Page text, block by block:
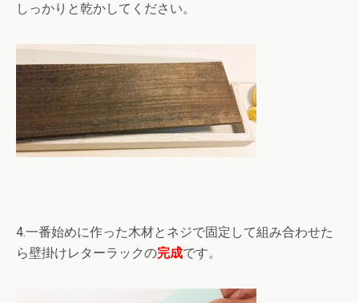
しっかりと乾かしてください。
4.一番始めに作った木材とネジで固定して組み合わせた
ら壁掛けレターラックの完成です。